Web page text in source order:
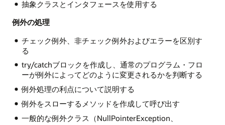
抽象クラスとインタフェースを使用する
例外の処理
チェック例外、非チェック例外およびエラーを区別す
る
try/catchブロックを作成し、通常のプログラム・フロ
ーが例外によってどのように変更されるかを判断する
例外処理の利点について説明する
例外をスローするメソッドを作成して呼び出す
一般的な例外クラス（NullPointerException、